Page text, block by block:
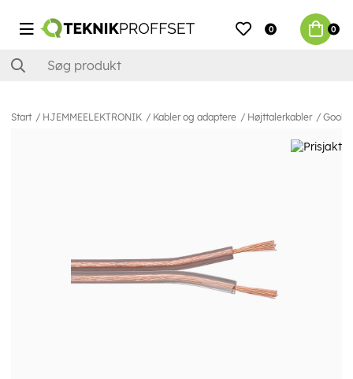
0 0
Start HJEMMEELEKTRONIK Kabler og adaptere Højttalerkabler